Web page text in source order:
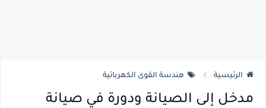
الرئيسية هندسة القوى الكهربائية
مدخل إلى الصيانة ودورة في صيانة